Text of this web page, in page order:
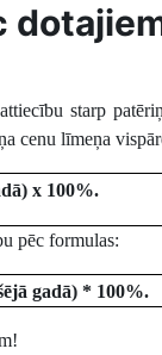
starp
cenu līmeņa
x 100%.
pēc formulas:
gadā) * 100%.